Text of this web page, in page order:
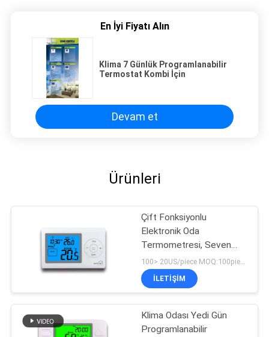
En İyi Fiyatı Alın
Klima 7 Günlük Programlanabilir
Termostat Kombi İçin
Devam et
Ürünleri
Çift Fonksiyonlu
Elektronik Oda
Termometresi, Seven
Day Programlanabilir
Termostat
İLETIŞIM
Klima Odası Yedi Gün
Programlanabilir